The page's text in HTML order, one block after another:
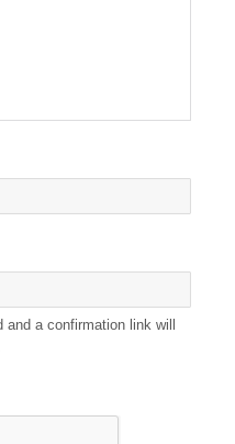
a confirmation link will